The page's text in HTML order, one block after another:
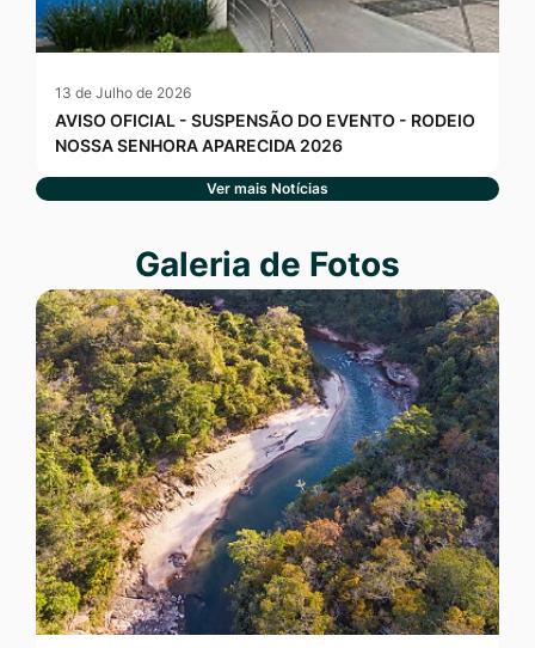
13 de Julho de 2026
AVISO OFICIAL - SUSPENSÃO DO EVENTO - RODEIO
NOSSA SENHORA APARECIDA 2026
Ver mais Notícias
Seção Galeria de Fotos
Galeria de Fotos